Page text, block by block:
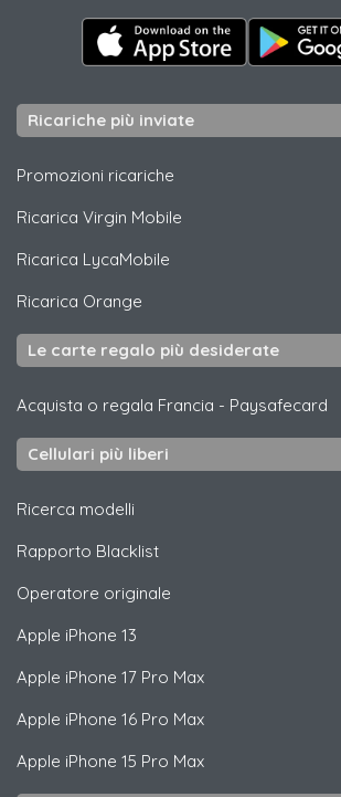
Ricariche più inviate
Promozioni ricariche
Ricarica Virgin Mobile
Ricarica LycaMobile
Ricarica Orange
Le carte regalo più desiderate
Acquista o regala Francia - Paysafecard
Cellulari più liberi
Ricerca modelli
Rapporto Blacklist
Operatore originale
Apple iPhone 13
Apple iPhone 17 Pro Max
Apple iPhone 16 Pro Max
Apple iPhone 15 Pro Max